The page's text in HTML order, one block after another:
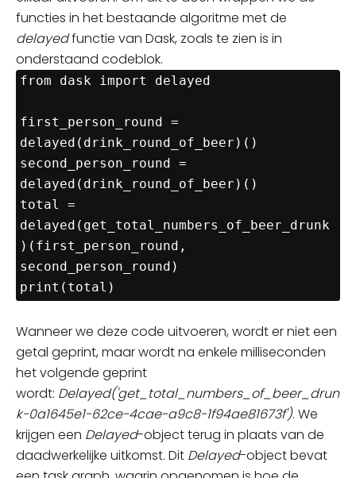
functies in het bestaande algoritme met de
delayedfunctie van Dask, zoals te zien is in
onderstaand codeblok.
from dask import delayed
first_person_round =
delayed(drink_round_of_beer)()
second_person_round =
delayed(drink_round_of_beer)()
total =
delayed(get_total_numbers_of_beer_drunk
)(first_person_round,
second_person_round)
Wanneer we deze code uitvoeren, wordter niet een
getal geprint, maar wordtna enkele milliseconden
het volgende geprint
wordt: Delayed('get_total_numbers_of_beer_drun
k-0a1645e1-62ce-4cae-a9c8-1f94ae81673f'). We
krijgen een Delayed-object terug in plaats van de
daadwerkelijke uitkomst. Dit Delayed-object bevat